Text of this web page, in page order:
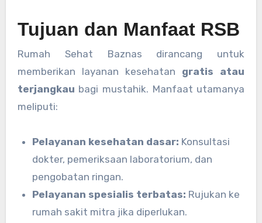
Tujuan dan Manfaat RSB
Rumah Sehat Baznas dirancang untuk
memberikan layanan kesehatan gratis atau
terjangkau bagi mustahik. Manfaat utamanya
meliputi:
Pelayanan kesehatan dasar: Konsultasi
dokter, pemeriksaan laboratorium, dan
pengobatan ringan.
Pelayanan spesialis terbatas: Rujukan ke
rumah sakit mitra jika diperlukan.